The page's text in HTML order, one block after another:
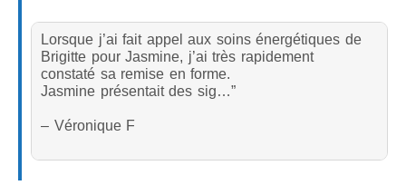
Atelier de Méditation
STAGES
PLANNING
Planning Stages « Devenez magnétiseur et énergéticien »
Lorsque j’ai fait appel aux soins énergétiques de
Brigitte pour Jasmine, j’ai très rapidement
constaté sa remise en forme.
Jasmine présentait des sig…”
– Véronique F